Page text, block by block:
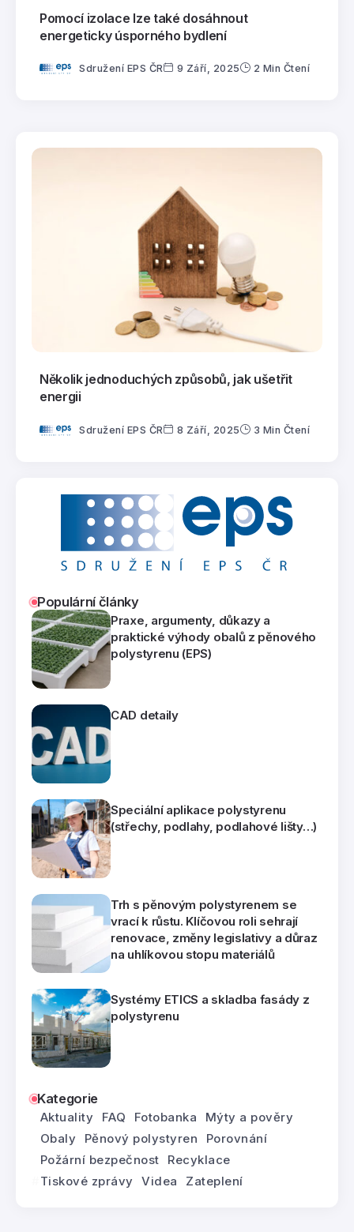
Pomocí izolace lze také dosáhnout
energeticky úsporného bydlení
Sdružení EPS ČR 9 Září, 2025 2 Min Čtení
Několik jednoduchých způsobů, jak ušetřit
energii
Sdružení EPS ČR 8 Září, 2025 3 Min Čtení
Populární články
Praxe, argumenty, důkazy a
praktické výhody obalů z pěnového
polystyrenu (EPS)
CAD detaily
Speciální aplikace polystyrenu
(střechy, podlahy, podlahové lišty…)
Trh s pěnovým polystyrenem se
vrací k růstu. Klíčovou roli sehrají
renovace, změny legislativy a důraz
na uhlíkovou stopu materiálů
Systémy ETICS a skladba fasády z
polystyrenu
Kategorie
Aktuality FAQ Fotobanka
Mýty a pověry
Obaly
Pěnový polystyren
Porovnání
Požární bezpečnost
Recyklace
Tiskové zprávy
Videa Zateplení